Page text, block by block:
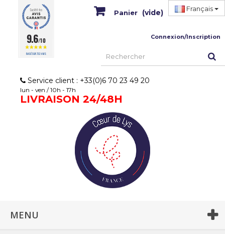
Français
Panier (vide)
Connexion/Inscription
Service client : +33(0)6 70 23 49 20
lun - ven / 10h - 17h
LIVRAISON 24/48H
MENU
9.6/10
BASÉ SUR 732 AVIS